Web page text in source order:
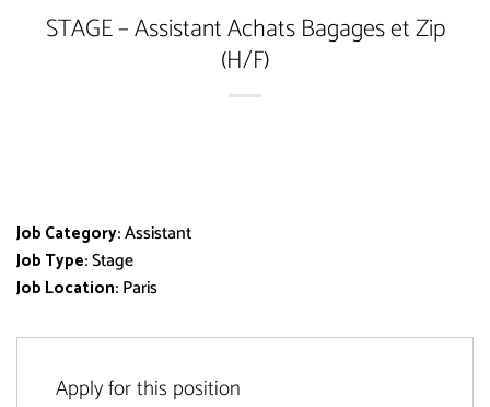
STAGE – Assistant Achats Bagages et Zip
(H/F)
Job Category:Assistant
Job Type:Stage
Job Location: Paris
Apply for this position